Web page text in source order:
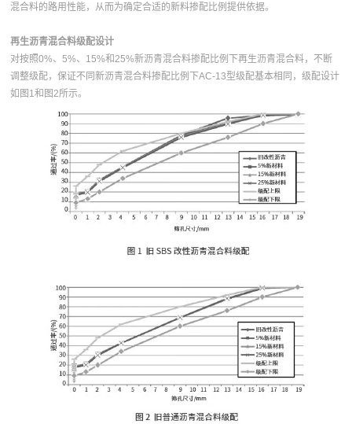
混合料的路用性能，从而为确定合适的新料掺配比例提供依据。
再生沥青混合料级配设计
对按照0%、5%、15%和25%新沥青混合料掺配比例下再生沥青混合料，不断
调整级配，保证不同新沥青混合料掺配比例下AC-13型级配基本相同，级配设计
如图1和图2所示。